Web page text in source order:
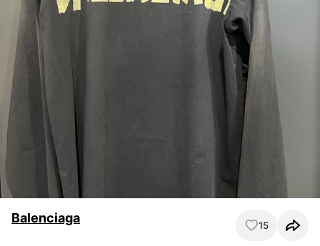
Balenciaga 15